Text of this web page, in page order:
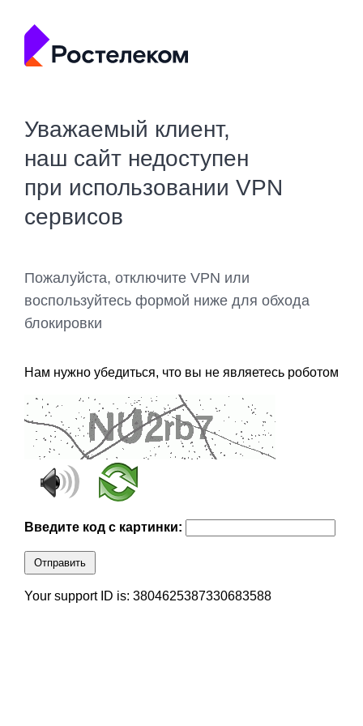
Уважаемый клиент,
наш сайт недоступен
при использовании VPN
сервисов
Пожалуйста, отключите VPN или
воспользуйтесь формой ниже для обхода
блокировки
Нам нужно убедиться, что вы не являетесь роботом
Введите код с картинки:
Отправить
Your support ID is: 3804625387330683588